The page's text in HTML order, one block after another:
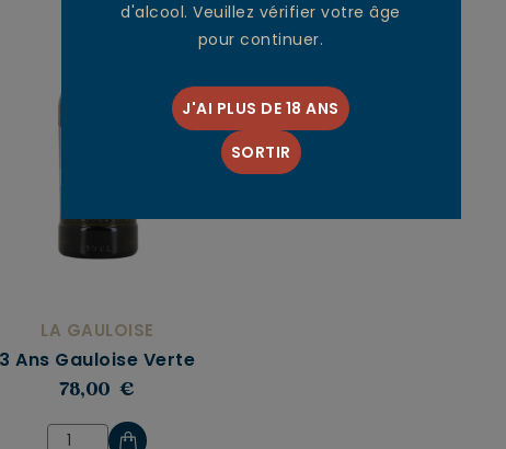
LA GAULOISE
3 Ans Gauloise Verte
78,00 €
d'alcool. Veuillez vérifier votre âge
pour continuer.
J'AI PLUS DE 18 ANS
SORTIR